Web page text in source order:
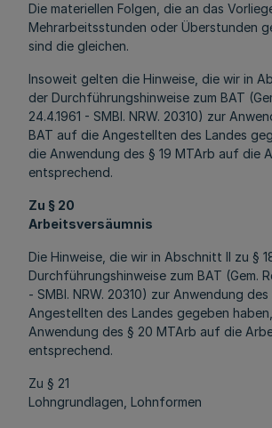
Die materiellen Folgen, die an das
Mehrarbeitsstunden oder Überstunden
sind die gleichen.
Insoweit gelten die Hinweise, die wir in
der Durchführungshinweise zum BAT
24.4.1961 - SMBl. NRW. 20310) zur
BAT auf die Angestellten des Landes
die Anwendung des § 19 MTArb auf die
entsprechend.
Zu § 20
Arbeitsversäumnis
Die Hinweise, die wir in Abschnitt II zu §
Durchführungshinweise zum BAT (Gem.
- SMBl. NRW. 20310) zur Anwendung
Angestellten des Landes gegeben
Anwendung des § 20 MTArb auf die
entsprechend.
Zu § 21
Lohngrundlagen, Lohnformen